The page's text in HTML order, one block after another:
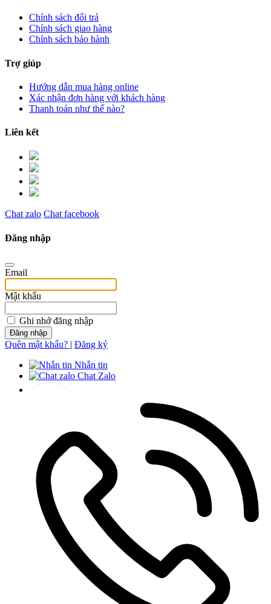
Chính sách đổi trả
Chính sách giao hàng
Chính sách bảo hành
Trợ giúp
Hướng dẫn mua hàng online
Xác nhận đơn hàng với khách hàng
Thanh toán như thế nào?
Liên kết
Chat zalo Chat facebook
Đăng nhập
Email
Mật khẩu
Ghi nhớ đăng nhập
Đăng nhập
Quên mật khẩu? | Đăng ký
Nhắn tin
Chat Zalo